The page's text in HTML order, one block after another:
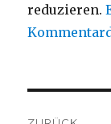
reduzieren.